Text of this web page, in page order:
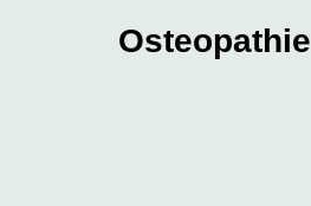
Osteopathie